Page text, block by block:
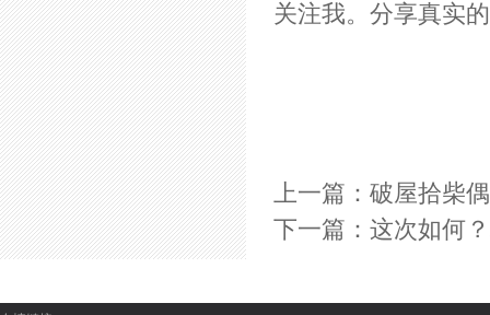
关注我。分享真实
上一篇： 破屋拾柴
下一篇： 这次如何